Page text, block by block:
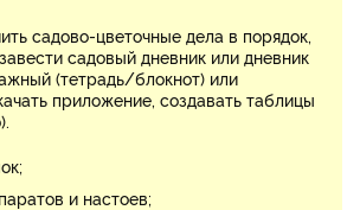
садово-цветочные дела в порядок,
садовый дневник или дневник
(тетрадь/блокнот) или
приложение, создавать таблицы
и настоев;